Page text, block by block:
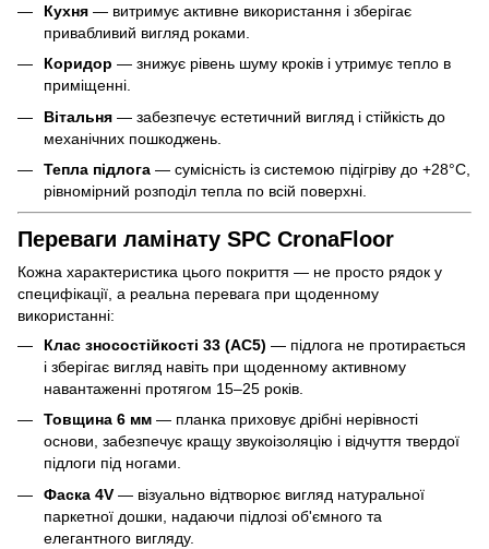
Кухня — витримує активне використання і зберігає
привабливий вигляд роками.
Коридор — знижує рівень шуму кроків і утримує тепло в
приміщенні.
Вітальня — забезпечує естетичний вигляд і стійкість до
механічних пошкоджень.
Тепла підлога — сумісність із системою підігріву до +28°C,
рівномірний розподіл тепла по всій поверхні.
Переваги ламінату SPC CronaFloor
Кожна характеристика цього покриття — не просто рядок у
специфікації, а реальна перевага при щоденному
використанні:
Клас зносостійкості 33 (AC5) — підлога не протирається
і зберігає вигляд навіть при щоденному активному
навантаженні протягом 15–25 років.
Товщина 6 мм — планка приховує дрібні нерівності
основи, забезпечує кращу звукоізоляцію і відчуття твердої
підлоги під ногами.
Фаска 4V — візуально відтворює вигляд натуральної
паркетної дошки, надаючи підлозі об'ємного та
елегантного вигляду.